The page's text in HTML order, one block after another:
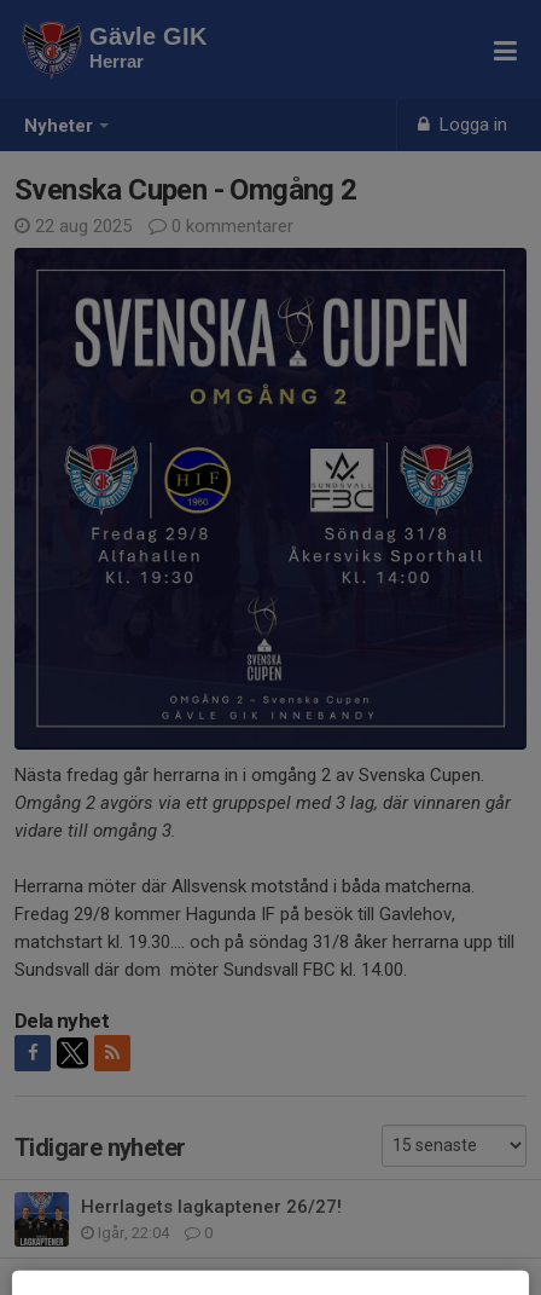
Nyheter Logga in
Gävle GIK
Herrar
Svenska Cupen - Omgång 2
22 aug 2025 0 kommentarer
Nästa fredag går herrarna in i omgång 2 av Svenska Cupen.
Omgång 2 avgörs via ett gruppspel med 3 lag, där vinnaren går
vidare till omgång 3.
Herrarna möter där Allsvensk motstånd i båda matcherna.
Fredag 29/8 kommer Hagunda IF på besök till Gavlehov,
matchstart kl. 19.30.... och på söndag 31/8 åker herrarna upp till
Sundsvall där dom möter Sundsvall FBC kl. 14.00.
Dela nyhet
Tidigare nyheter
Herrlagets lagkaptener 26/27!
Igår, 22:04 0